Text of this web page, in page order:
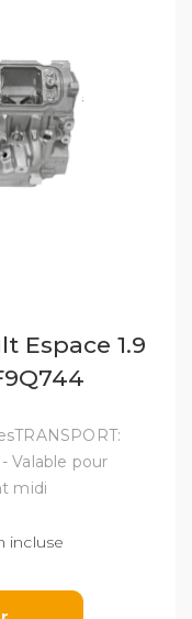
Espace 1.9
Valable pour
midi
incluse